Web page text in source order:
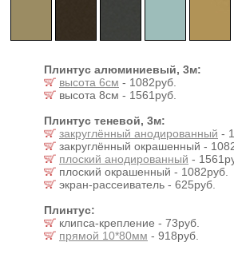
Плинтус алюминиевый, 3м:
высота 6см - 1082руб.
высота 8см - 1561руб.
Плинтус теневой, 3м:
закруглённый анодированный -
закруглённый окрашенный -
плоский анодированный -
плоский окрашенный - 1082руб.
экран-рассеиватель - 625руб.
Плинтус:
клипса-крепление - 73руб.
прямой 10*80мм - 918руб.